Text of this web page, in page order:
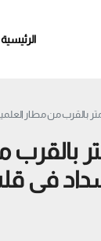
الرئيسية
للبيع
فى